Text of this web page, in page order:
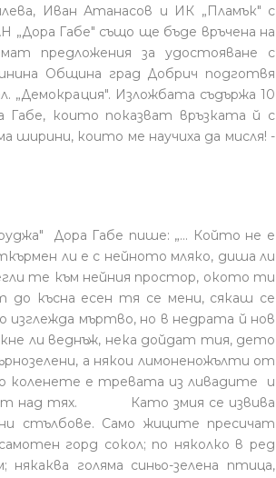
Иван Атанасов и ИК „Пламък" с
Габе" също ще бъде връчена на
предложения за удостояване с
Община град Добрич подготвя
„Демокрация". Изложбата съдържа 10
които показват връзката й с
ширини, които ме научиха да мисля! -
Дора Габе пише: „... Който не е
ли е с нейното мляко, диша ли
те към нейния простор, окото ти
до късна есен тя се мени, сякаш се
изглежда мъртво, но в недрата й нов
ли веднъж, нека дойдат тия, дето
а някои лимоненожълти от
коленете е тревата из ливадите и
над тях. Като змия се извива
стълбове. Само жиците пресичат
горд сокол; по няколко в ред
голяма синьо-зелена птица,